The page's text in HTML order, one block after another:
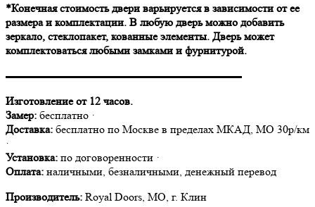
*Конечная стоимость двери варьируется в зависимости от ее
размера и комплектации. В любую дверь можно добавить
зеркало, стеклопакет, кованные элементы. Дверь может
комплектоваться любыми замками и фурнитурой.
▬▬▬▬▬▬▬▬▬▬▬▬▬▬▬▬▬▬▬▬▬
Изготовление от 12 часов.
Замер: бесплатно ·
Доставка: бесплатно по Москве в пределах МКАД, МО 30р/км
·
Установка: по договоренности ·
Оплата: наличными, безналичными, денежный перевод
Производитель: Royal Doors, МО, г. Клин